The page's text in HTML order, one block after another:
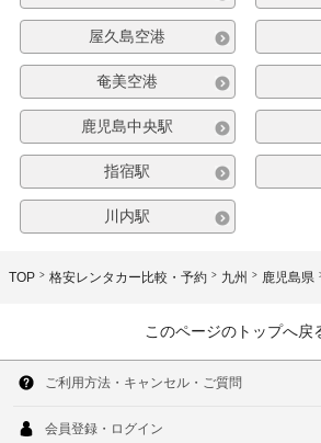
屋久島空港
奄美空港
鹿児島中央駅
指宿駅
川内駅
TOP 格安レンタカー比較・予約 九州 鹿児島県
このページのトップへ戻